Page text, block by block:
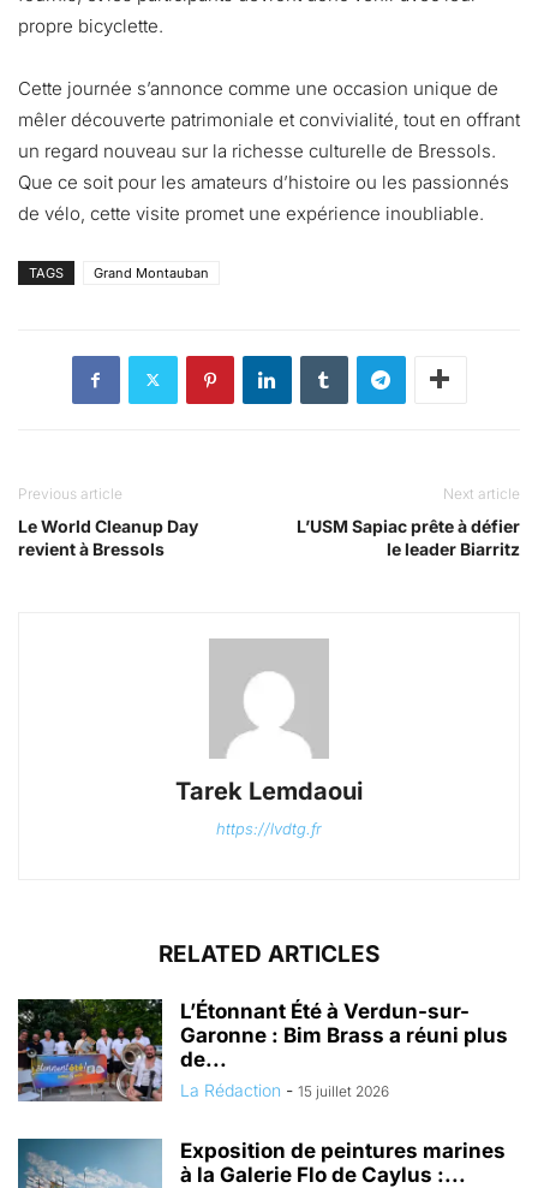
propre bicyclette.
Cette journée s’annonce comme une occasion unique de
mêler découverte patrimoniale et convivialité, tout en offrant
un regard nouveau sur la richesse culturelle de Bressols.
Que ce soit pour les amateurs d’histoire ou les passionnés
de vélo, cette visite promet une expérience inoubliable.
TAGS Grand Montauban
Previous article
Le World Cleanup Day
revient à Bressols
Next article
L’USM Sapiac prête à défier
le leader Biarritz
Tarek Lemdaoui
https://lvdtg.fr
RELATED ARTICLES
L’Étonnant Été à Verdun-sur-
Garonne : Bim Brass a réuni plus
de...
La Rédaction - 15 juillet 2026
Exposition de peintures marines
à la Galerie Flo de Caylus :...